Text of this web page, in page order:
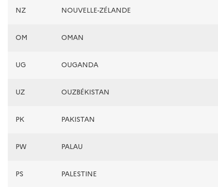
NZ NOUVELLE-ZÉLANDE
OM OMAN
UG OUGANDA
UZ OUZBÉKISTAN
PK PAKISTAN
PW PALAU
PS PALESTINE